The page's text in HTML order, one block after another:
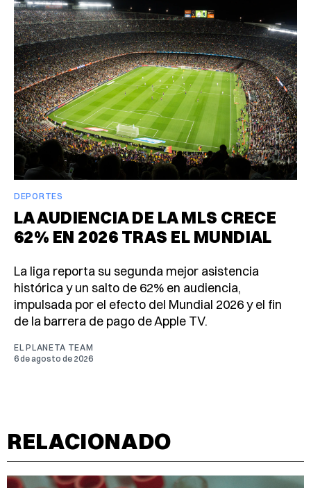
DEPORTES
LA AUDIENCIA DE LA MLS CRECE
62% EN 2026 TRAS EL MUNDIAL
La liga reporta su segunda mejor asistencia
histórica y un salto de 62% en audiencia,
impulsada por el efecto del Mundial 2026 y el fin
de la barrera de pago de Apple TV.
EL PLANETA TEAM
6 de agosto de 2026
RELACIONADO